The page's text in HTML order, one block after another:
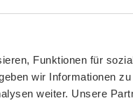
Funktionen für
wir Informationen
weiter. Unsere